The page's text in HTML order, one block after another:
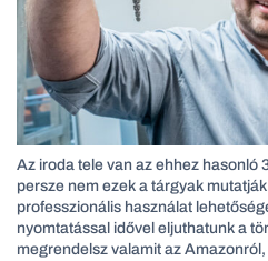
Az iroda tele van az ehhez hasonló
persze nem ezek a tárgyak
professzionális használat
nyomtatással idővel eljuthatunk a
megrendelsz valamit az